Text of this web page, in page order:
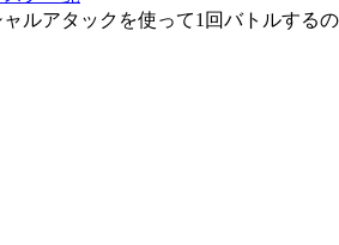
ルアタックを使って1回バトルする